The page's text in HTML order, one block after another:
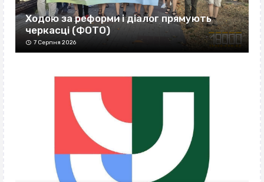
Ходою за реформи і діалог прямують
черкасці (ФОТО)
7 Серпня 2026